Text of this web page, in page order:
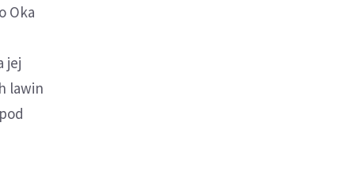
Oka
jej
lawin